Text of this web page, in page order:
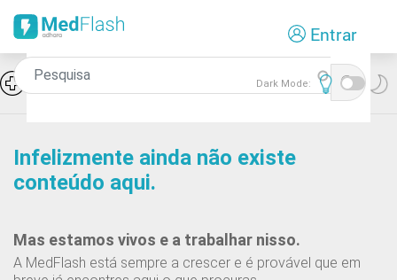
o
principal
Entrar
Icon Reumatologia Dark Mode:
Infelizmente ainda não existe
conteúdo aqui.
Mas estamos vivos e a trabalhar nisso.
A MedFlash está sempre a crescer e é provável que em